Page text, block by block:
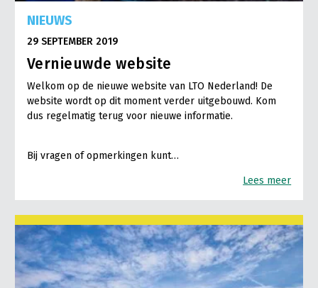
NIEUWS
29 SEPTEMBER 2019
Vernieuwde website
Welkom op de nieuwe website van LTO Nederland! De
website wordt op dit moment verder uitgebouwd. Kom
dus regelmatig terug voor nieuwe informatie.
Bij vragen of opmerkingen kunt…
Lees meer